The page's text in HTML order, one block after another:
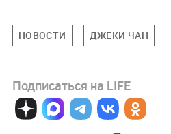
НОВОСТИ ДЖЕКИ ЧАН
Подписаться на LIFE